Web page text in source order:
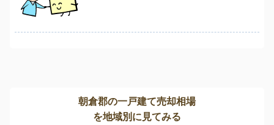
朝倉郡の一戸建て売却相場
を地域別に見てみる